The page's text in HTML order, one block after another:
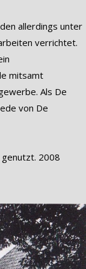
allerdings unter
verrichtet.
mitsamt
Als De
von De
genutzt. 2008